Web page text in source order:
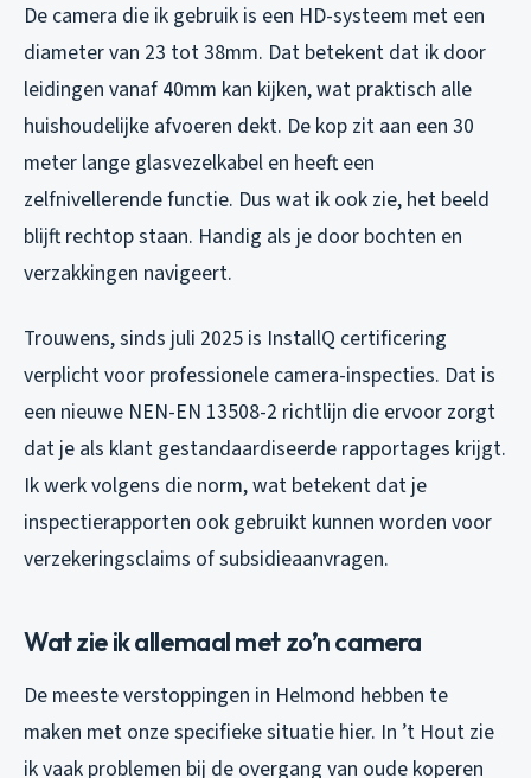
De camera die ik gebruik is een HD-systeem met een
diameter van 23 tot 38mm. Dat betekent dat ik door
leidingen vanaf 40mm kan kijken, wat praktisch alle
huishoudelijke afvoeren dekt. De kop zit aan een 30
meter lange glasvezelkabel en heeft een
zelfnivellerende functie. Dus wat ik ook zie, het beeld
blijft rechtop staan. Handig als je door bochten en
verzakkingen navigeert.
Trouwens, sinds juli 2025 is InstallQ certificering
verplicht voor professionele camera-inspecties. Dat is
een nieuwe NEN-EN 13508-2 richtlijn die ervoor zorgt
dat je als klant gestandaardiseerde rapportages krijgt.
Ik werk volgens die norm, wat betekent dat je
inspectierapporten ook gebruikt kunnen worden voor
verzekeringsclaims of subsidieaanvragen.
Wat zie ik allemaal met zo’n camera
De meeste verstoppingen in Helmond hebben te
maken met onze specifieke situatie hier. In ’t Hout zie
ik vaak problemen bij de overgang van oude koperen